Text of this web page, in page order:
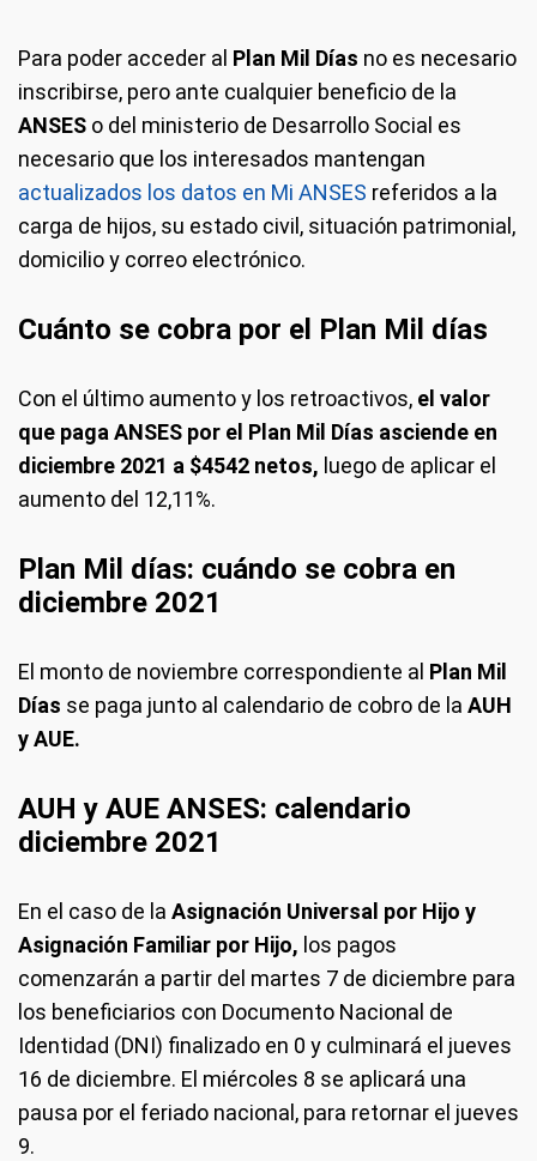
Para poder acceder al Plan Mil Días no es necesario
inscribirse, pero ante cualquier beneficio de la
ANSES o del ministerio de Desarrollo Social es
necesario que los interesados mantengan
actualizados los datos en Mi ANSES referidos a la
carga de hijos, su estado civil, situación patrimonial,
domicilio y correo electrónico.
Cuánto se cobra por el Plan Mil días
Con el último aumento y los retroactivos, el valor
que paga ANSES por el Plan Mil Días asciende en
diciembre 2021 a $4542 netos, luego de aplicar el
aumento del 12,11%.
Plan Mil días: cuándo se cobra en
diciembre 2021
El monto de noviembre correspondiente al Plan Mil
Días se paga junto al calendario de cobro de la AUH
y AUE.
AUH y AUE ANSES: calendario
diciembre 2021
En el caso de la Asignación Universal por Hijo y
Asignación Familiar por Hijo, los pagos
comenzarán a partir del martes 7 de diciembre para
los beneficiarios con Documento Nacional de
Identidad (DNI) finalizado en 0 y culminará el jueves
16 de diciembre. El miércoles 8 se aplicará una
pausa por el feriado nacional, para retornar el jueves
9.